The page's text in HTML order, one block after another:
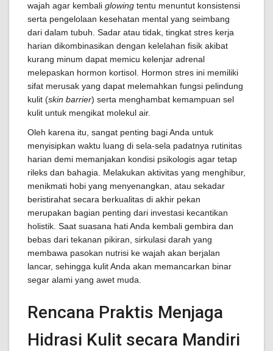
wajah agar kembali glowing tentu menuntut konsistensi
serta pengelolaan kesehatan mental yang seimbang
dari dalam tubuh. Sadar atau tidak, tingkat stres kerja
harian dikombinasikan dengan kelelahan fisik akibat
kurang minum dapat memicu kelenjar adrenal
melepaskan hormon kortisol. Hormon stres ini memiliki
sifat merusak yang dapat melemahkan fungsi pelindung
kulit (skin barrier) serta menghambat kemampuan sel
kulit untuk mengikat molekul air.
Oleh karena itu, sangat penting bagi Anda untuk
menyisipkan waktu luang di sela-sela padatnya rutinitas
harian demi memanjakan kondisi psikologis agar tetap
rileks dan bahagia. Melakukan aktivitas yang menghibur,
menikmati hobi yang menyenangkan, atau sekadar
beristirahat secara berkualitas di akhir pekan
merupakan bagian penting dari investasi kecantikan
holistik. Saat suasana hati Anda kembali gembira dan
bebas dari tekanan pikiran, sirkulasi darah yang
membawa pasokan nutrisi ke wajah akan berjalan
lancar, sehingga kulit Anda akan memancarkan binar
segar alami yang awet muda.
Rencana Praktis Menjaga
Hidrasi Kulit secara Mandiri